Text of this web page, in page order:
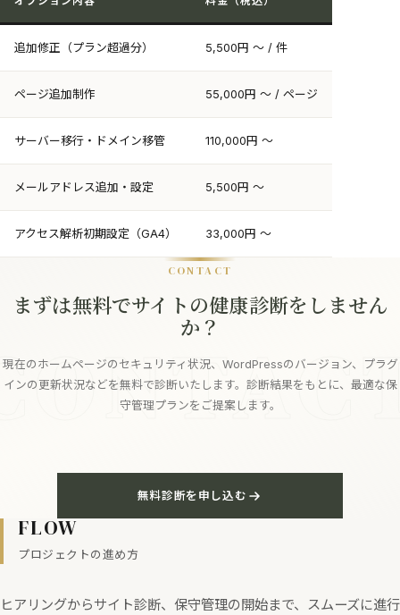
追加修正（プラン超過分） 5,500円 〜 / 件
ページ追加制作 55,000円 〜 / ページ
サーバー移行・ドメイン移管 110,000円 〜
メールアドレス追加・設定 5,500円 〜
アクセス解析初期設定（GA4） 33,000円 〜
CONTACT
まずは無料でサイトの健康診断をしません
か？
現在のホームページのセキュリティ状況、WordPressのバージョン、プラグ
インの更新状況などを無料で診断いたします。診断結果をもとに、最適な保
守管理プランをご提案します。
無料診断を申し込む
FLOW
プロジェクトの進め方
ヒアリングからサイト診断、保守管理の開始まで、スムーズに進行